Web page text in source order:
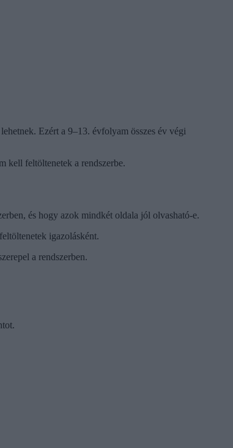
Ezért a 9–13. évfolyam összes év végi
kell feltöltenetek a rendszerbe.
és hogy azok mindkét oldala jól olvasható-e.
igazolásként.
a rendszerben.